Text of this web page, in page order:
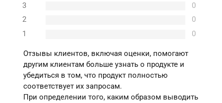
3
0
2
0
1
0
Отзывы клиентов, включая оценки, помогают
другим клиентам больше узнать о продукте и
убедиться в том, что продукт полностью
соответствует их запросам.
При определении того, каким образом выводить